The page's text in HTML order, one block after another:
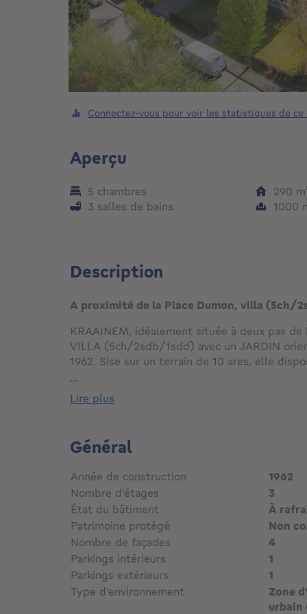
Connectez-vous pour voir les statistiques de ce
Aperçu
5 chambres
3 salles de bains
290
1000
Description
A proximité de la Place Dumon, villa (5ch/
KRAAINEM, idéalement située à deux pas
VILLA (5ch/2sdb/1sdd) avec un JARDIN
1962. Sise sur un terrain de 10 ares, elle
comme suit : Au rez-de-chaussée nous
toilette invités avec vestiaire, un salon / salle
garage et un bureau. Le premier étage se
hall de nuit desservant 5 chambres (24m²,
salle de douche. Les deux chambres
point d'eau. On retrouve également un
accessible par une trappe dans le couloir. Au
plusieurs caves de rangement et un local
conforme. PEB F (537 kWh/m².an). A
PS: Obligation de rénovation, le bien doit
performance énergétique minimal label D
l'acte authentique.
...
lire plus
Général
Année de construction
1962
Nombre d'étages
3
État du bâtiment
À
Patrimoine protégé
Non
Nombre de façades
4
Parkings intérieurs
1
Parkings extérieurs
1
Type d’environnement
Zone
urbain